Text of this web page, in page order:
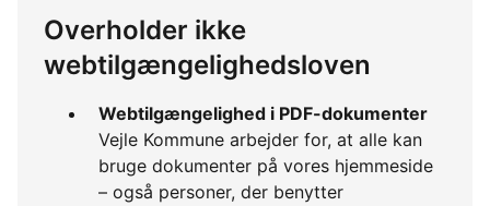
Overholder ikke
webtilgængelighedsloven
Webtilgængelighed i PDF-dokumenter
Vejle Kommune arbejder for, at alle kan
bruge dokumenter på vores hjemmeside
– også personer, der benytter